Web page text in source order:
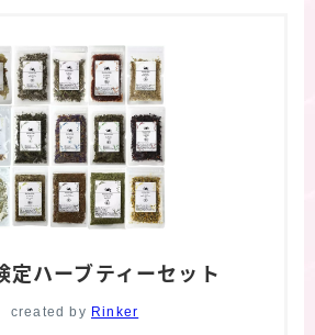
定ハーブティーセット
created by Rinker